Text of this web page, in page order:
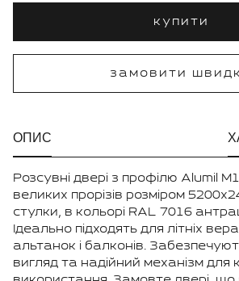
купити
замовити
ОПИС
Розсувні двері з профілю Alumil
великих прорізів розміром
стулки, в кольорі RAL 7016
Ідеально підходять для літніх
альтанок і балконів.
вигляд та надійний механізм для